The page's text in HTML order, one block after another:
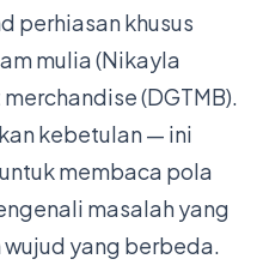
perhiasan khusus
mulia (Nikayla
(DGTMB).
kebetulan — ini
membaca pola
masalah yang
yang berbeda.